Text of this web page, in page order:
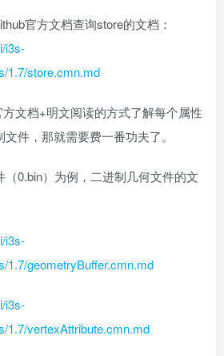
官方文档查询store的文档：
i3s-
1.7/store.cmn.md
文档+明文阅读的方式了解每个属性
件，那就需要费一番功夫了。
0.bin）为例，二进制几何文件的文
i3s-
1.7/geometryBuffer.cmn.md
i3s-
1.7/vertexAttribute.cmn.md